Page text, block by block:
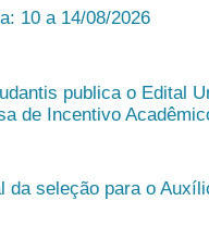
10 a 14/08/2026
publica o Edital
de Incentivo
da seleção para o